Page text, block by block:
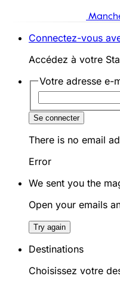
Connectez-vous
Accédez à votre
Votre adresse e-
Se connecter
There is no email
Error
We sent you the
Open your emails
Try again
Destinations
Choisissez votre